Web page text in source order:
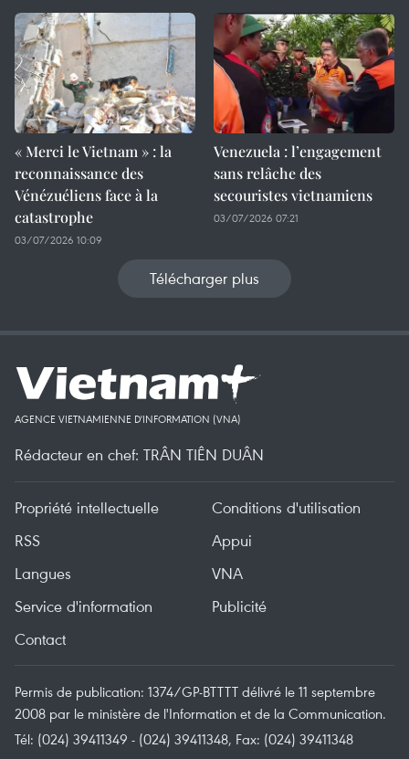
« Merci le Vietnam » : la
reconnaissance des
Vénézuéliens face à la
catastrophe
03/07/2026 10:09
Venezuela : l’engagement
sans relâche des
secouristes vietnamiens
03/07/2026 07:21
Télécharger plus
AGENCE VIETNAMIENNE D'INFORMATION (VNA)
Rédacteur en chef: TRÂN TIÊN DUÂN
Propriété intellectuelle
Conditions d'utilisation
RSS
Appui
Langues
VNA
Service d'information
Publicité
Contact
Permis de publication: 1374/GP-BTTTT délivré le 11 septembre
2008 par le ministère de l'Information et de la Communication.
Tél: (024) 39411349 - (024) 39411348, Fax: (024) 39411348